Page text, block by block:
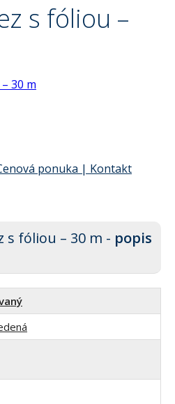
s fóliou –
ponuka | Kontakt
s fóliou – 30 m - popis